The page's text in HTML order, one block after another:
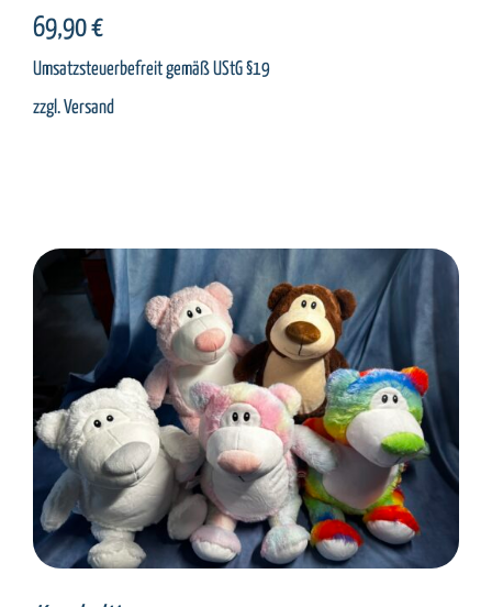
69,90€
Umsatzsteuerbefreit gemäß UStG §19
zzgl.Versand
SELECT OPTIONS / DETAILS